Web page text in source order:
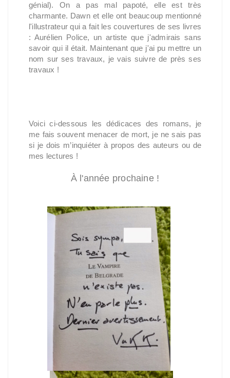
génial). On a pas mal papoté, elle est très
charmante. Dawn et elle ont beaucoup mentionné
l'illustrateur qui a fait les couvertures de ses livres
: Aurélien Police, un artiste que j'admirais sans
savoir qui il était. Maintenant que j'ai pu mettre un
nom sur ses travaux, je vais suivre de près ses
travaux !
Voici ci-dessous les dédicaces des romans, je
me fais souvent menacer de mort, je ne sais pas
si je dois m’inquiéter à propos des auteurs ou de
mes lectures !
À l'année prochaine !